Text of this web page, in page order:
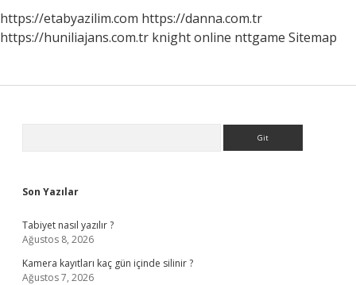
https://etabyazilim.com https://danna.com.tr
https://huniliajans.com.tr knight online nttgame Sitemap
Son Yazılar
Tabiyet nasıl yazılır ?
Ağustos 8, 2026
Kamera kayıtları kaç gün içinde silinir ?
Ağustos 7, 2026